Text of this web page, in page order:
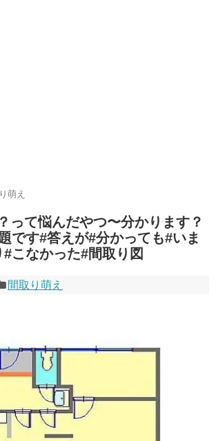
萌え
って悩んだやつ〜分かります？
です#答えが#分かっても#いま
こなかった#間取り図
間取り萌え